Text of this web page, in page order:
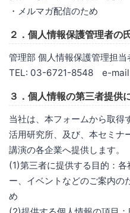
・メルマガ配信のため
２．個人情報保護管理者の
管理部 個人情報保護管理担当
TEL: 03-6721-8548 e-
３．個人情報の第三者提供
当社は、本フォームから取得
活用研究所、及び、本セミナ
講演の各企業へ提供します。
(1)第三者に提供する目的：
ー、イベントなどのご案内の
め